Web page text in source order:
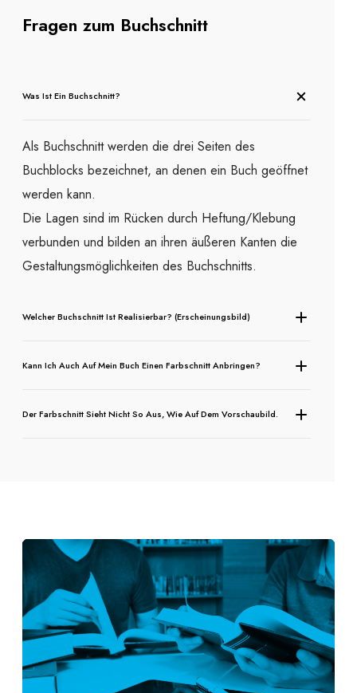
Fragen zum Buchschnitt
Was Ist Ein Buchschnitt?
Als Buchschnitt werden die drei Seiten des
Buchblocks bezeichnet, an denen ein Buch geöffnet
werden kann.
Die Lagen sind im Rücken durch Heftung/Klebung
verbunden und bilden an ihren äußeren Kanten die
Gestaltungsmöglichkeiten des Buchschnitts.
Welcher Buchschnitt Ist Realisierbar? (Erscheinungsbild)
Kann Ich Auch Auf Mein Buch Einen Farbschnitt Anbringen?
Der Farbschnitt Sieht Nicht So Aus, Wie Auf Dem Vorschaubild.